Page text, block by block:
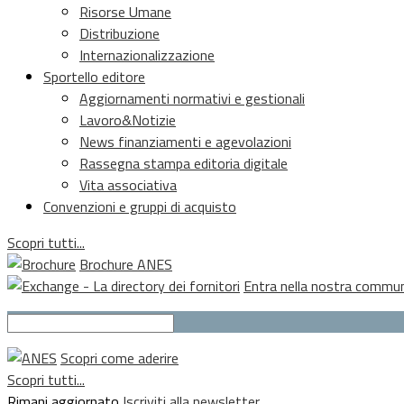
Risorse Umane
Distribuzione
Internazionalizzazione
Sportello editore
Aggiornamenti normativi e gestionali
Lavoro&Notizie
News finanziamenti e agevolazioni
Rassegna stampa editoria digitale
Vita associativa
Convenzioni e gruppi di acquisto
Scopri tutti...
Brochure ANES
Entra nella nostra
Scopri come aderire
Scopri tutti...